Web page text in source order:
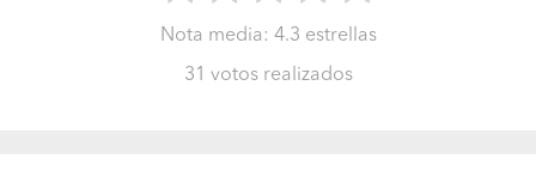
Nota media: 4.3 estrellas
31 votos realizados